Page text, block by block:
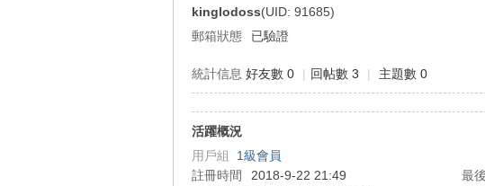
kinglodoss(UID: 91685)
郵箱狀態
已驗證
統計信息 好友數 0 | 回帖數 3 | 主題數 0
活躍概況
用戶組 1級會員
註冊時間
2018-9-22 21:49 最